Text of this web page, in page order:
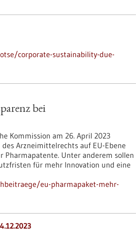
corporate-sustainability-due-
bei
Kommission am 26. April 2023
Arzneimittelrechts auf EU-Ebene
Pharmapatente. Unter anderem sollen
für mehr Innovation und eine
eu-pharmapaket-mehr-